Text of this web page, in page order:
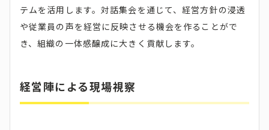
テムを活用します。対話集会を通じて、経営方針の浸透
や従業員の声を経営に反映させる機会を作ることがで
き、組織の一体感醸成に大きく貢献します。
経営陣による現場視察